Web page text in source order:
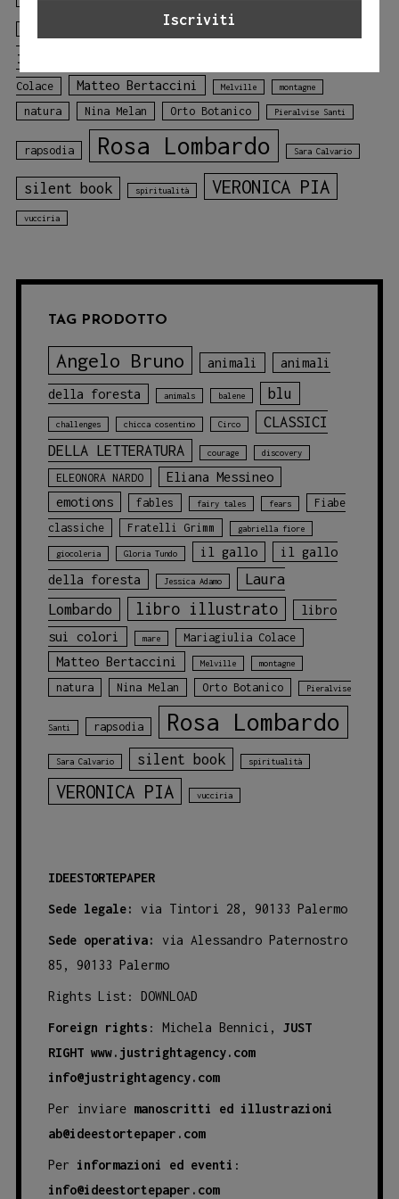
Laura Lombardo
illustrato
Colace
Matteo Bertaccini Melville montagne
natura Nina Melan Orto Botanico Pieralvise Santi
rapsodia Rosa Lombardo Sara Calvario
silent book spiritualità VERONICA PIA
vucciria
TAG PRODOTTO
Angelo Bruno animali animali
della foresta animals balene blu
challenges chicca cosentino Circo
CLASSICI
DELLA LETTERATURA
courage discovery
ELEONORA NARDO
Eliana Messineo
emotions
fables fairy tales fears
Fiabe
classiche
Fratelli Grimm gabriella fiore
giocoleria Gloria Tundo il gallo
il gallo
della foresta
Jessica Adamo
Laura
Lombardo
libro illustrato
libro
sui colori
mare Mariagiulia Colace
Matteo Bertaccini Melville montagne
natura Nina Melan Orto Botanico Pieralvise
Santi rapsodia Rosa Lombardo
Sara Calvario silent book spiritualità
VERONICA PIA vucciria
IDEESTORTEPAPER
Sede legale: via Tintori 28, 90133 Palermo
Sede operativa:
via Alessandro Paternostro
85, 90133 Palermo
Rights List: DOWNLOAD
Foreign rights : Michela Bennici, JUST
RIGHT www.justrightagency.com
info@justrightagency.com
Per inviare manoscritti ed illustrazioni
ab@ideestortepaper.com
Per informazioni ed eventi :
info@ideestortepaper.com